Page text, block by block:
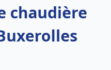
chaudière